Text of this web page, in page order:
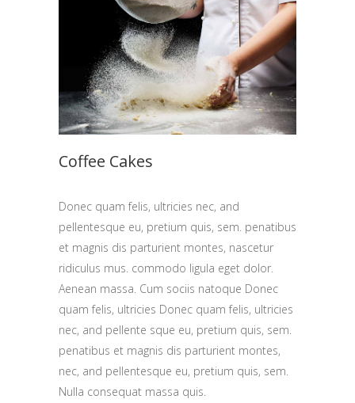
Coffee Cakes
Donec quam felis, ultricies nec, and
pellentesque eu, pretium quis, sem. penatibus
et magnis dis parturient montes, nascetur
ridiculus mus. commodo ligula eget dolor.
Aenean massa. Cum sociis natoque Donec
quam felis, ultricies Donec quam felis, ultricies
nec, and pellente sque eu, pretium quis, sem.
penatibus et magnis dis parturient montes,
nec, and pellentesque eu, pretium quis, sem.
Nulla consequat massa quis.